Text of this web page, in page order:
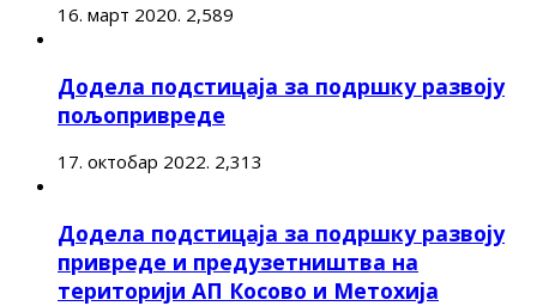
16. март 2020. 2,589
Додела подстицаја за подршку развоју
пољопривреде
17. октобар 2022. 2,313
Додела подстицаја за подршку развоју
привреде и предузетништва на
територији АП Косово и Метохија